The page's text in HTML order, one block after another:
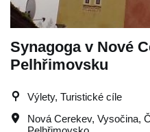
Synagoga v Nové
Pelhřimovsku
Výlety, Turistické cíle
Nová Cerekev, Vysočina,